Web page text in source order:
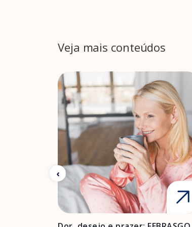
Veja mais conteúdos